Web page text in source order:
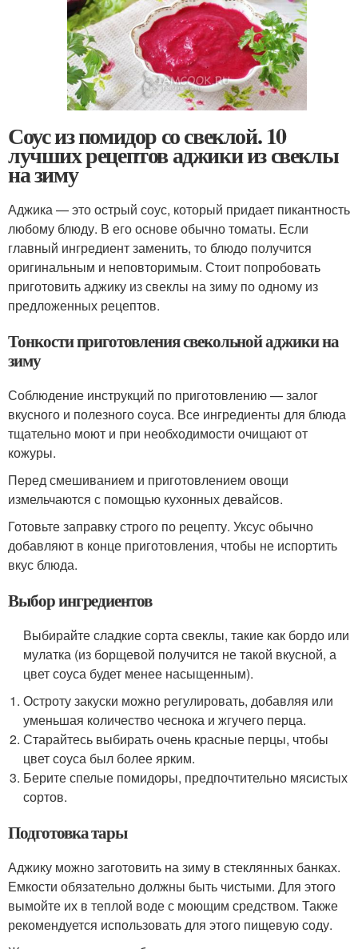
Соус из помидор со свеклой. 10
лучших рецептов аджики из свеклы
на зиму
Аджика — это острый соус, который придает пикантность
любому блюду. В его основе обычно томаты. Если
главный ингредиент заменить, то блюдо получится
оригинальным и неповторимым. Стоит попробовать
приготовить аджику из свеклы на зиму по одному из
предложенных рецептов.
Тонкости приготовления свекольной аджики на
зиму
Соблюдение инструкций по приготовлению — залог
вкусного и полезного соуса. Все ингредиенты для блюда
тщательно моют и при необходимости очищают от
кожуры.
Перед смешиванием и приготовлением овощи
измельчаются с помощью кухонных девайсов.
Готовьте заправку строго по рецепту. Уксус обычно
добавляют в конце приготовления, чтобы не испортить
вкус блюда.
Выбор ингредиентов
Выбирайте сладкие сорта свеклы, такие как бордо или
мулатка (из борщевой получится не такой вкусной, а
цвет соуса будет менее насыщенным).
Остроту закуски можно регулировать, добавляя или
уменьшая количество чеснока и жгучего перца.
Старайтесь выбирать очень красные перцы, чтобы
цвет соуса был более ярким.
Берите спелые помидоры, предпочтительно мясистых
сортов.
Подготовка тары
Аджику можно заготовить на зиму в стеклянных банках.
Емкости обязательно должны быть чистыми. Для этого
вымойте их в теплой воде с моющим средством. Также
рекомендуется использовать для этого пищевую соду.